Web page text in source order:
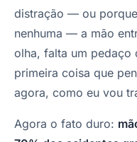
distração — ou
nenhuma — a mão
olha, falta um pedaço
primeira coisa que
agora, como eu vou
Agora o fato duro: